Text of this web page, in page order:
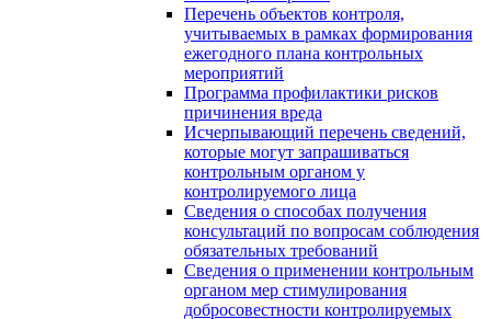
Перечень объектов контроля,
учитываемых в рамках формирования
ежегодного плана контрольных
мероприятий
Программа профилактики рисков
причинения вреда
Исчерпывающий перечень сведений,
которые могут запрашиваться
контрольным органом у
контролируемого лица
Сведения о способах получения
консультаций по вопросам соблюдения
обязательных требований
Сведения о применении контрольным
органом мер стимулирования
добросовестности контролируемых